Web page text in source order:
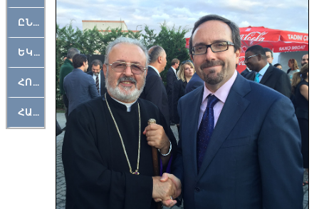
ԸՆԿԵՐԱՄՇԱԿՈՒԹԱՅԻՆ
ԵԿԵՂԵՑԱԿԱՆ
ՀՈԳԵՄՏԱՒՈՐ
ՀԱՐԹԱԿ